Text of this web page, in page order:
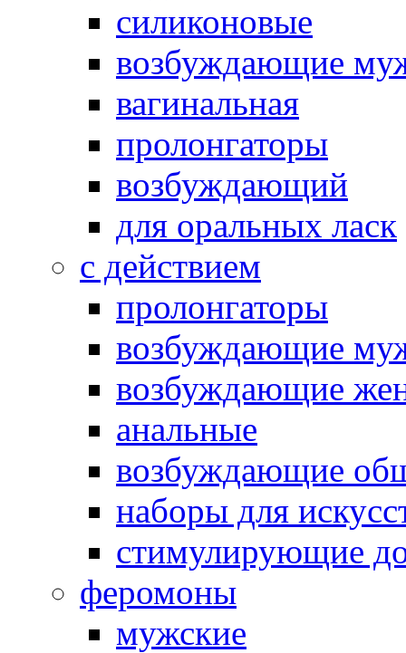
силиконовые
возбуждающие
вагинальная
пролонгаторы
возбуждающий
для оральных ласк
с действием
пролонгаторы
возбуждающие
возбуждающие
анальные
возбуждающие
наборы для
стимулирующие
феромоны
мужские